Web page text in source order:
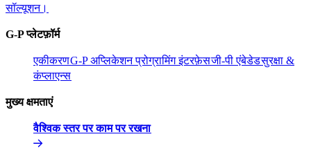
सॉल्यूशन।​​
G-P प्लेटफ़ॉर्म​​
एकीकरण​​G-P अप्लिकेशन प्रोग्रामिंग इंटरफ़ेस​​जी-पी एंबेडेड​​सुरक्षा &
कंप्लाएन्स​​
मुख्य क्षमताएं​​
वैश्विक स्तर पर काम पर रखना​​